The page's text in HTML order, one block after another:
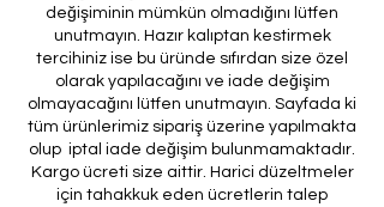
değişiminin mümkün olmadığını lütfen
unutmayın. Hazır kalıptan kestirmek
tercihiniz ise bu üründe sıfırdan size özel
olarak yapılacağını ve iade değişim
olmayacağını lütfen unutmayın. Sayfada ki
tüm ürünlerimiz sipariş üzerine yapılmakta
olup iptal iade değişim bulunmamaktadır.
Kargo ücreti size aittir. Harici düzeltmeler
için tahakkuk eden ücretlerin talep